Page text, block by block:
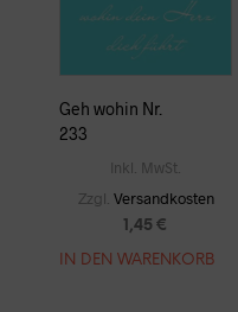
Geh wohin Nr.
233
Inkl. MwSt.
Zzgl. Versandkosten
1,45€
IN DEN WARENKORB